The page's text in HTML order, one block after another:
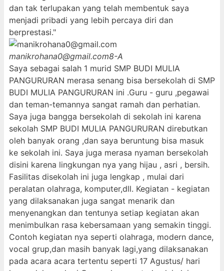
dan tak terlupakan yang telah membentuk saya
menjadi pribadi yang lebih percaya diri dan
berprestasi."
manikrohana0@gmail.com8-A
Saya sebagai salah 1 murid SMP BUDI MULIA
PANGURURAN merasa senang bisa bersekolah di SMP
BUDI MULIA PANGURURAN ini .Guru - guru ,pegawai
dan teman-temannya sangat ramah dan perhatian.
Saya juga bangga bersekolah di sekolah ini karena
sekolah SMP BUDI MULIA PANGURURAN direbutkan
oleh banyak orang ,dan saya beruntung bisa masuk
ke sekolah ini. Saya juga merasa nyaman bersekolah
disini karena lingkungan nya yang hijau , asri , bersih.
Fasilitas disekolah ini juga lengkap , mulai dari
peralatan olahraga, komputer,dll. Kegiatan - kegiatan
yang dilaksanakan juga sangat menarik dan
menyenangkan dan tentunya setiap kegiatan akan
menimbulkan rasa kebersamaan yang semakin tinggi.
Contoh kegiatan nya seperti olahraga, modern dance,
vocal grup,dan masih banyak lagi,yang dilaksanakan
pada acara acara tertentu seperti 17 Agustus/ hari